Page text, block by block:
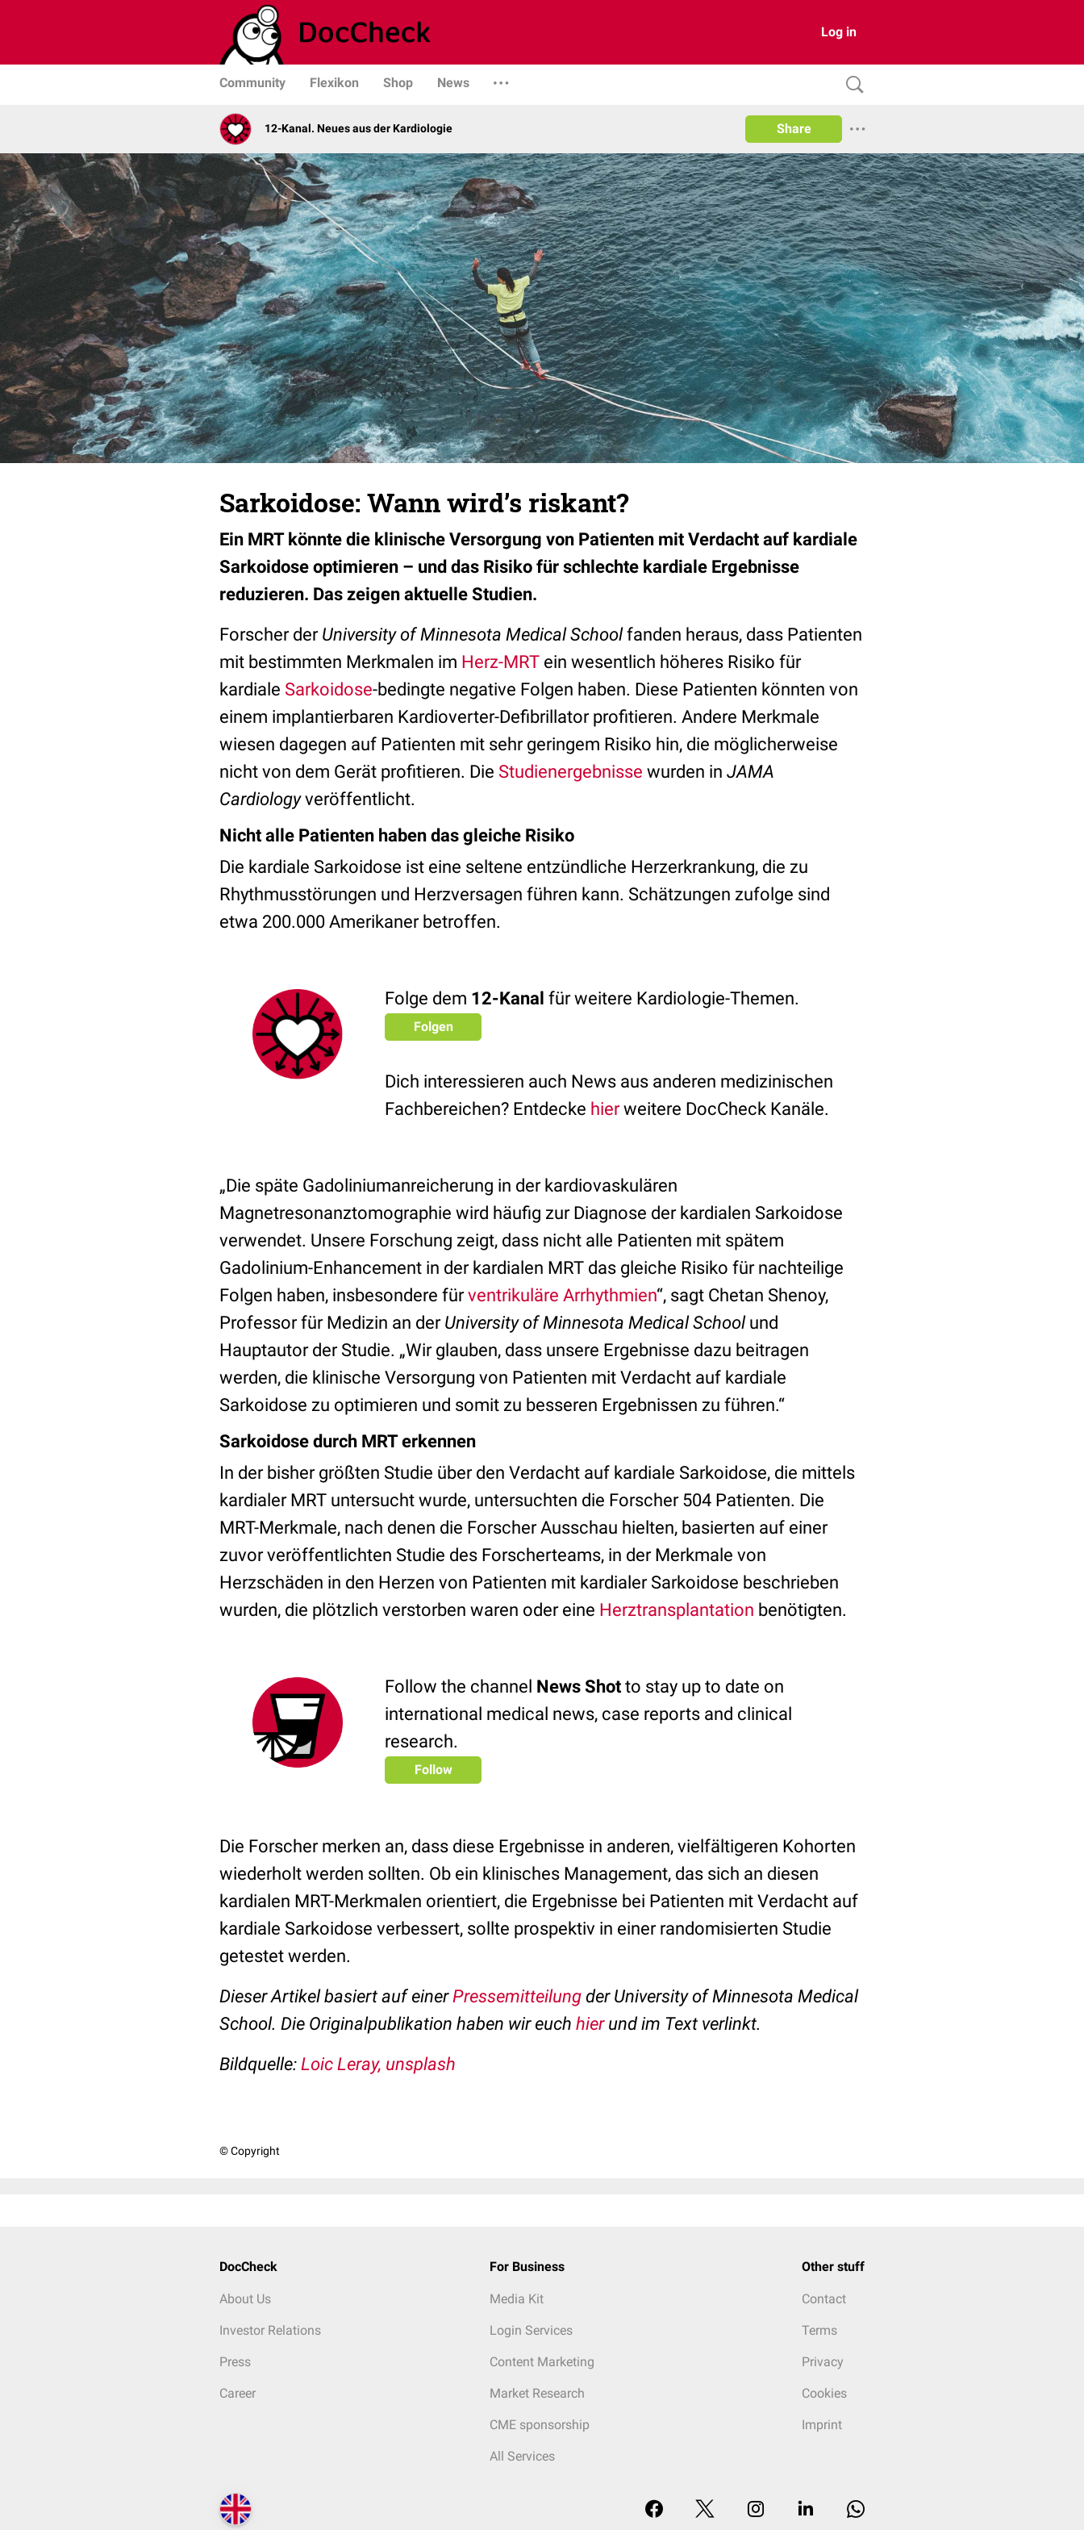
Log in
Community Flexikon Shop News
12-Kanal. Neues aus der Kardiologie Share
Sarkoidose: Wann wird’s riskant?
Ein MRT könnte die klinische Versorgung von Patienten mit Verdacht auf kardiale
Sarkoidose optimieren – und das Risiko für schlechte kardiale Ergebnisse
reduzieren. Das zeigen aktuelle Studien.
Forscher der University of Minnesota Medical Schoolfanden heraus, dass Patienten
mit bestimmten Merkmalen im Herz-MRT ein wesentlich höheres Risiko für
kardiale Sarkoidose-bedingte negative Folgen haben. Diese Patienten könnten von
einem implantierbaren Kardioverter-Defibrillator profitieren. Andere Merkmale
wiesen dagegen auf Patienten mit sehr geringem Risiko hin, die möglicherweise
nicht von dem Gerät profitieren. Die Studienergebnisse wurden in JAMA
Cardiologyveröffentlicht.
Nicht alle Patienten haben das gleiche Risiko
Die kardiale Sarkoidose ist eine seltene entzündliche Herzerkrankung, die zu
Rhythmusstörungen und Herzversagen führen kann. Schätzungen zufolge sind
etwa 200.000 Amerikaner betroffen.
Folge dem 12-Kanal für weitere Kardiologie-Themen.
Folgen
Dich interessieren auch News aus anderen medizinischen
Fachbereichen? Entdecke hierweitere DocCheck Kanäle.
„Die späte Gadoliniumanreicherung in der kardiovaskulären
Magnetresonanztomographie wird häufig zur Diagnose der kardialen Sarkoidose
verwendet. Unsere Forschung zeigt, dass nicht alle Patienten mit spätem
Gadolinium-Enhancement in der kardialen MRT das gleiche Risiko für nachteilige
Folgen haben, insbesondere fürventrikuläre Arrhythmien“, sagt Chetan Shenoy,
Professor für Medizin an der University of Minnesota Medical Schoolund
Hauptautor der Studie. „Wir glauben, dass unsere Ergebnisse dazu beitragen
werden, die klinische Versorgung von Patienten mit Verdacht auf kardiale
Sarkoidose zu optimieren und somit zu besseren Ergebnissen zu führen.“
Sarkoidose durch MRT erkennen
In der bisher größten Studie über den Verdacht auf kardiale Sarkoidose, die mittels
kardialer MRT untersucht wurde, untersuchten die Forscher 504 Patienten. Die
MRT-Merkmale, nach denen die Forscher Ausschau hielten, basierten auf einer
zuvor veröffentlichten Studie des Forscherteams, in der Merkmale von
Herzschäden in den Herzen von Patienten mit kardialer Sarkoidose beschrieben
wurden, die plötzlich verstorben waren oder eine Herztransplantation benötigten.
Follow the channel News Shot to stay up to date on
international medical news, case reports and clinical
research.
Follow
Die Forscher merken an, dass diese Ergebnisse in anderen, vielfältigeren Kohorten
wiederholt werden sollten. Ob ein klinisches Management, das sich an diesen
kardialen MRT-Merkmalen orientiert, die Ergebnisse bei Patienten mit Verdacht auf
kardiale Sarkoidose verbessert, sollte prospektiv in einer randomisierten Studie
getestet werden.
Dieser Artikel basiert auf einerPressemitteilung der University of Minnesota Medical
School. Die Originalpublikation haben wir euch hierund im Text verlinkt.
Bildquelle: Loic Leray, unsplash
© Copyright
DocCheck
About Us
Investor Relations
Press
Career
For Business
Media Kit
Login Services
Content Marketing
Market Research
CME sponsorship
All Services
Other stuff
Contact
Terms
Privacy
Cookies
Imprint